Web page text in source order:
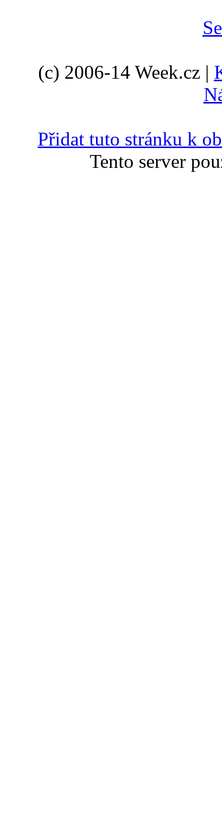
(c) 2006-14 Week.cz |
Přidat tuto stránku k
Tento server